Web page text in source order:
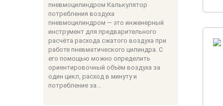
пневмоцилиндром Калькулятор
потребления воздуха
пневмоцилиндром — это инженерный
инструмент для предварительного
расчёта расхода сжатого воздуха при
работе пневматического цилиндра. С
его помощью можно определить
ориентировочный объём воздуха за
один цикл, расход в минуту и
потребление за...